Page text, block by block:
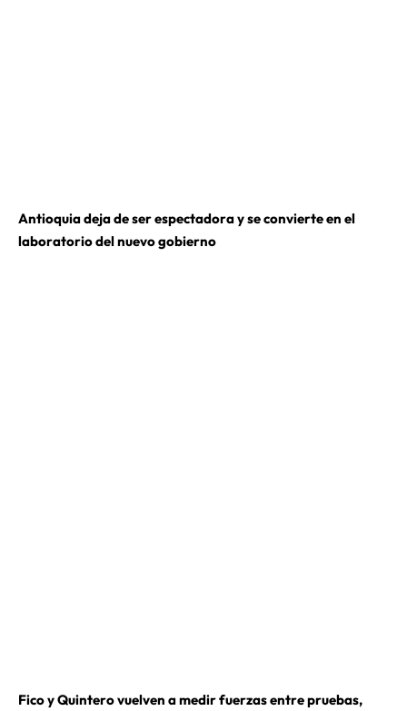
Antioquia deja de ser espectadora y se convierte en el
laboratorio del nuevo gobierno
Fico y Quintero vuelven a medir fuerzas entre pruebas,